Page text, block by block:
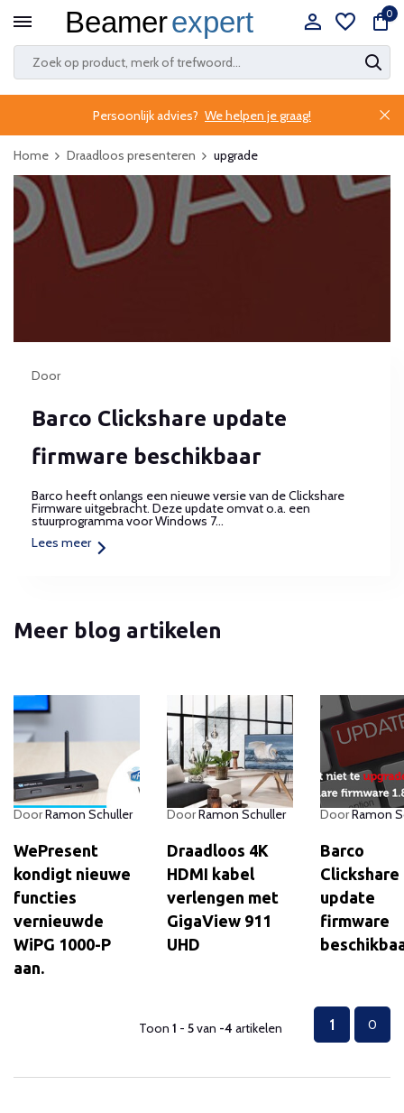
0
Persoonlijk advies? We helpen je graag!
Home Draadloos presenteren upgrade
Door
Barco Clickshare update
firmware beschikbaar
Barco heeft onlangs een nieuwe versie van de Clickshare
Firmware uitgebracht. Deze update omvat o.a. een
stuurprogramma voor Windows 7...
Lees meer
Meer blog artikelen
DoorRamon Schuller
WePresent
kondigt nieuwe
functies
vernieuwde
WiPG 1000-P
aan.
DoorRamon Schuller
Draadloos 4K
HDMI kabel
verlengen met
GigaView 911
UHD
DoorRamon
Barco
Clickshare
update
firmware
Toon 1 - 5van -4 artikelen 1 0